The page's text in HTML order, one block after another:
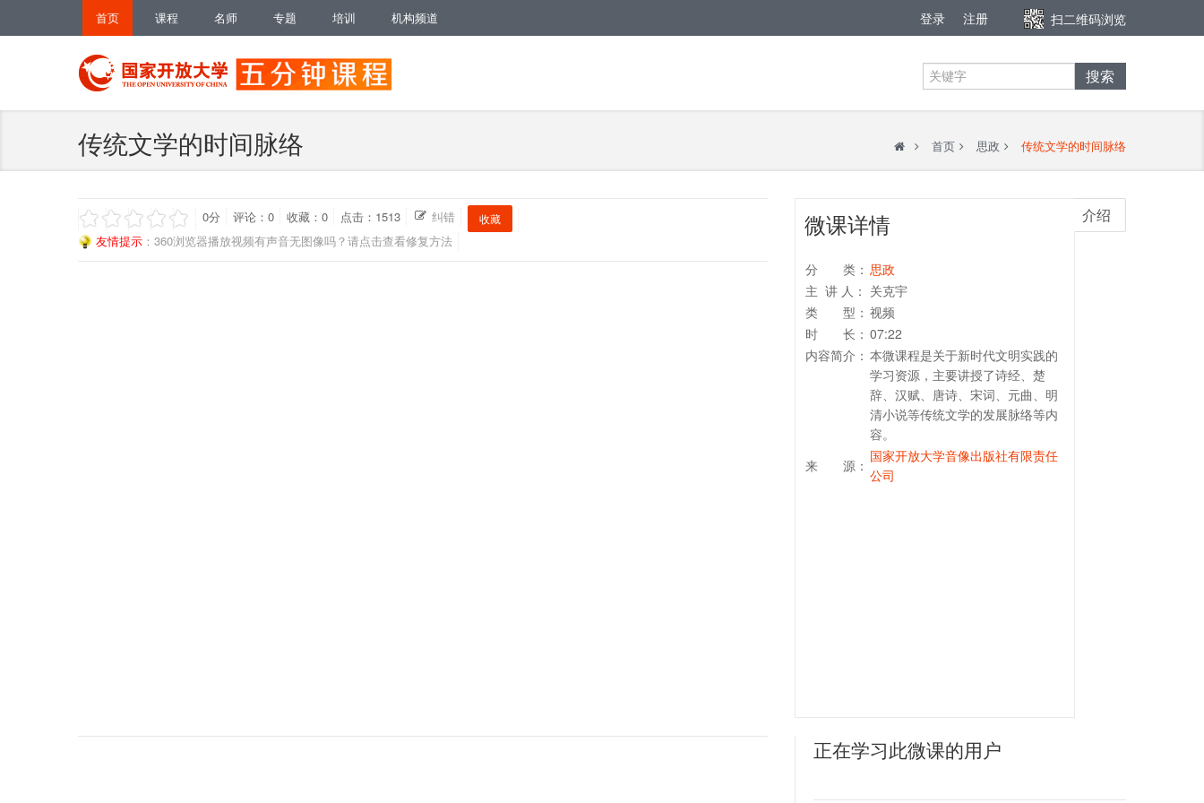
扫二维码浏览
登录 注册
首页 课程 名师 专题 培训 机构频道
搜索
传统文学的时间脉络 首页 思政 传统文学的时间脉络
0分 评论： 0 收藏： 0 点击：1513 纠错 收藏
友情提示 ：360浏览器播放视频有声音无图像吗？请点击查看修复方法
介绍
微课详情
分 类： 思政
主 讲 人： 关克宇
类 型： 视频
时 长： 07:22
内容简介： 本微课程是关于新时代文明实践的
学习资源，主要讲授了诗经、楚
辞、汉赋、唐诗、宋词、元曲、明
清小说等传统文学的发展脉络等内
容。
来 源：
国家开放大学音像出版社有限责任
公司
正在学习此微课的用户